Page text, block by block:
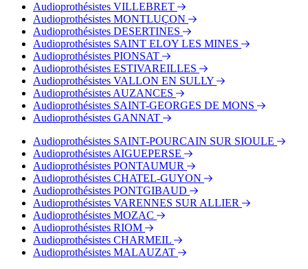
Audioprothésistes VILLEBRET
Audioprothésistes MONTLUÇON
Audioprothésistes DESERTINES
Audioprothésistes SAINT ELOY LES MINES
Audioprothésistes PIONSAT
Audioprothésistes ESTIVAREILLES
Audioprothésistes VALLON EN SULLY
Audioprothésistes AUZANCES
Audioprothésistes SAINT-GEORGES DE MONS
Audioprothésistes GANNAT
Audioprothésistes SAINT-POURCAIN SUR SIOULE
Audioprothésistes AIGUEPERSE
Audioprothésistes PONTAUMUR
Audioprothésistes CHATEL-GUYON
Audioprothésistes PONTGIBAUD
Audioprothésistes VARENNES SUR ALLIER
Audioprothésistes MOZAC
Audioprothésistes RIOM
Audioprothésistes CHARMEIL
Audioprothésistes MALAUZAT